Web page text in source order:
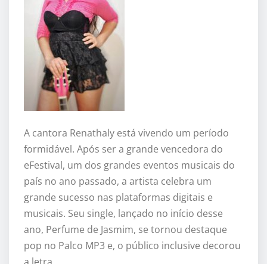
A cantora Renathaly está vivendo um período
formidável. Após ser a grande vencedora do
eFestival, um dos grandes eventos musicais do
país no ano passado, a artista celebra um
grande sucesso nas plataformas digitais e
musicais. Seu single, lançado no início desse
ano, Perfume de Jasmim, se tornou destaque
pop no Palco MP3 e, o público inclusive decorou